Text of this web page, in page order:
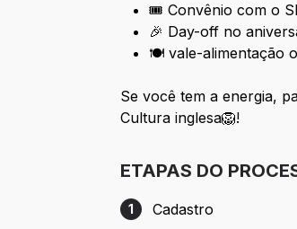
🎟️ Convênio com o
🎉 Day-off no
🍽️ vale-alimentação
Se você tem a energia,
Cultura inglesa🦁!
ETAPAS DO
Etapa 1: Cadastro
1 Cadastro